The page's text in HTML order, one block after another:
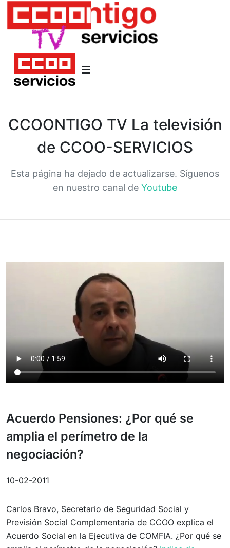
CCOONTIGO TV La televisión
de CCOO-SERVICIOS
Esta página ha dejado de actualizarse. Síguenos
en nuestro canal de Youtube
Acuerdo Pensiones: ¿Por qué se
amplia el perímetro de la
negociación?
10-02-2011
Carlos Bravo, Secretario de Seguridad Social y
Previsión Social Complementaria de CCOO explica el
Acuerdo Social en la Ejecutiva de COMFIA. ¿Por qué se